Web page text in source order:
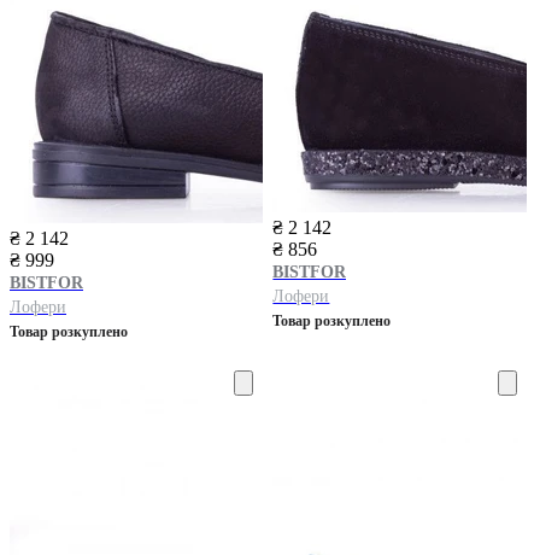
₴ 2 142
₴ 999
BISTFOR
Лофери
Товар розкуплено
₴ 2 142
₴ 856
BISTFOR
Лофери
Товар розкуплено